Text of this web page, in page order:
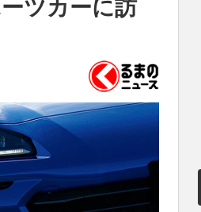
ツカーに訪